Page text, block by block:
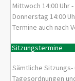
Mittwoch 14:00 Uhr -
Donnerstag 14:00
Termine auch nach
Sitzungstermine
Sämtliche
Tagesordnungen